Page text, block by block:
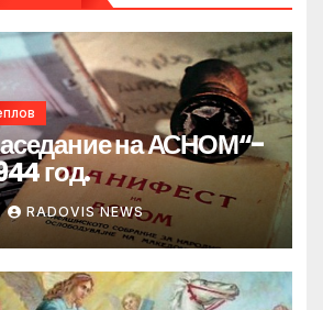
на АСНОМ“-
год.
RADOVIS NEWS